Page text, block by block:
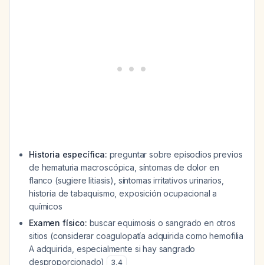
Historia específica: preguntar sobre episodios previos
de hematuria macroscópica, síntomas de dolor en
flanco (sugiere litiasis), síntomas irritativos urinarios,
historia de tabaquismo, exposición ocupacional a
químicos
Examen físico: buscar equimosis o sangrado en otros
sitios (considerar coagulopatía adquirida como hemofilia
A adquirida, especialmente si hay sangrado
desproporcionado)
3,4